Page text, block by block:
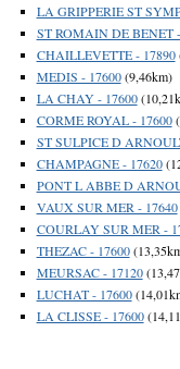
LA GRIPPERIE ST
ST ROMAIN DE BENET
CHAILLEVETTE - 17890
MEDIS - 17600(9,46km)
LA CHAY - 17600
CORME ROYAL - 17600
ST SULPICE D
CHAMPAGNE - 17620
PONT L ABBE D
VAUX SUR MER - 17640
COURLAY SUR MER -
THEZAC - 17600
MEURSAC - 17120
LUCHAT - 17600
LA CLISSE - 17600